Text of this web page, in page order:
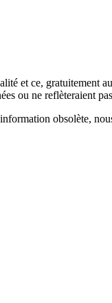
et ce, gratuitement
ou ne reflèteraient
obsolète,